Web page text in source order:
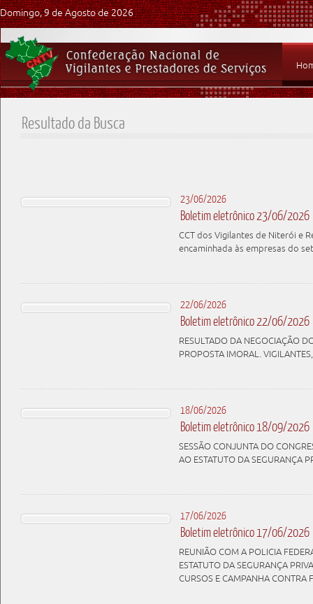
Domingo, 9 de Agosto de 2026
Resultado da Busca
23/06/2026
Boletim eletrônico 23/06/2026
CCT dos Vigilantes de Niterói e
encaminhada às empresas do
22/06/2026
Boletim eletrônico 22/06/2026
RESULTADO DA NEGOCIAÇÃO
PROPOSTA IMORAL.
18/06/2026
Boletim eletrônico 18/09/2026
SESSÃO CONJUNTA DO
AO ESTATUTO DA SEGURANÇA
17/06/2026
Boletim eletrônico 17/06/2026
REUNIÃO COM A POLICIA
ESTATUTO DA SEGURANÇA
CURSOS E CAMPANHA CONTRA